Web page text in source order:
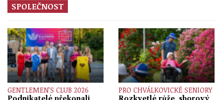
SPOLEČNOST
GENTLEMEN’S CLUB 2026 PRO CHVÁLKOVICKÉ SENIORY